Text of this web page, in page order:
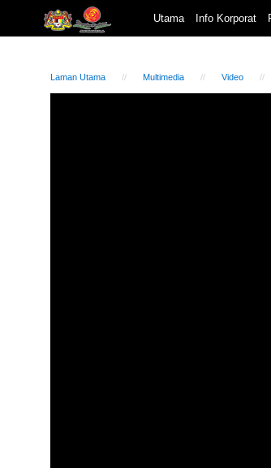
Utama Info Korporat
Laman Utama Multimedia Video